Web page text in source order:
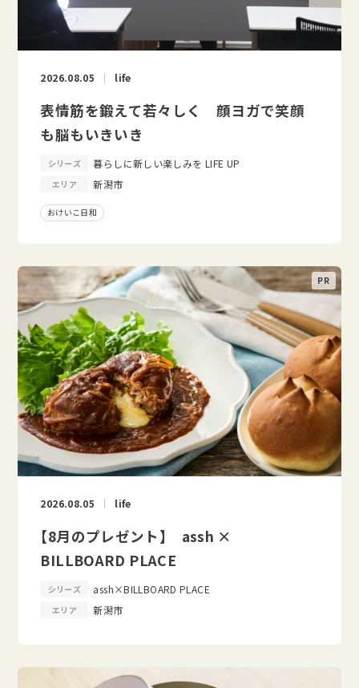
2026.08.05 life
表情筋を鍛えて若々しく 顔ヨガで笑顔
も脳もいきいき
シリーズ 暮らしに新しい楽しみを LIFE UP
エリア 新潟市
おけいこ日和
2026.08.05 life
【8月のプレゼント】 assh ×
BILLBOARD PLACE
シリーズ assh×BILLBOARD PLACE
エリア 新潟市